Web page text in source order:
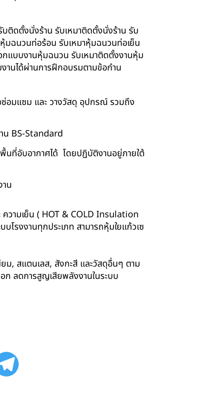
ติดตั้งนั่งร้าน รับเหมาติดตั้งนั่งร้าน รับ
ฉนวนท่อร้อน รับเหมาหุ้มฉนวนท่อเย็น
แบบงานหุ้มฉนวน รับเหมาติดตั้งงานหุ้ม
นได้ผ่านการฝึกอบรมตามข้อกำน
ซ่อมแซม และ วางวัสดุ อุปกรณ์ รวมถึง
น BS-Standard
ที่อับอากาศได้ โดยปฏิบัติงานอยู่ภายใต้
น
วามเย็น ( HOT & COLD Insulation
รงงานทุกประเภท สามารถหุ้มใยแก้วเซ
, สแตนเลส, สังกะสี และวัสดุอื่นๆ ตาม
ก ลดการสูญเสียพลังงานในระบบ